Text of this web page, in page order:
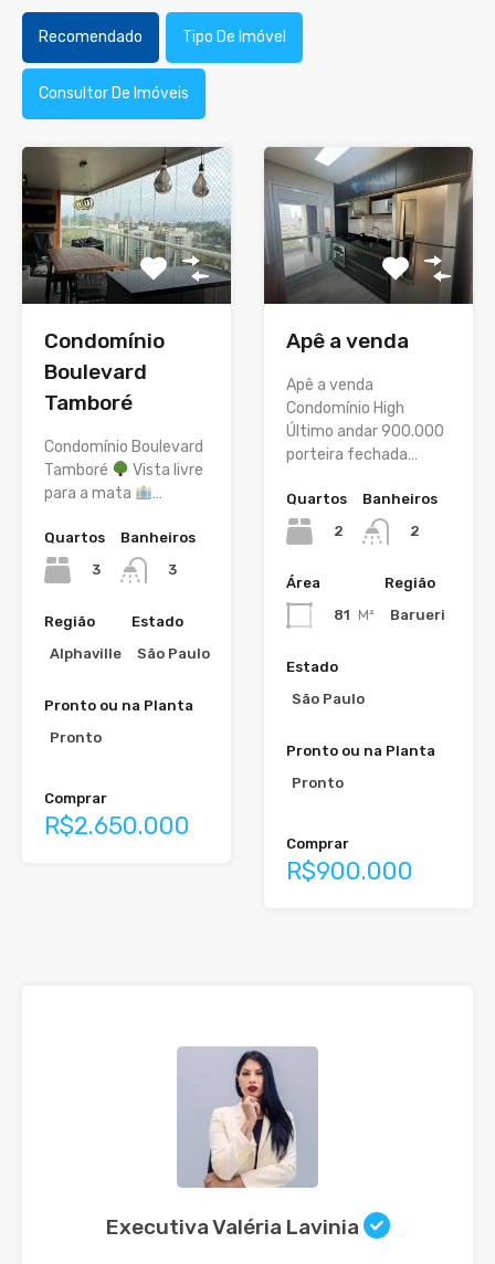
Recomendado Tipo De Imóvel
Consultor De Imóveis
Condomínio
Boulevard
Tamboré
Condomínio Boulevard
Tamboré
Vista livre
para a mata
…
Quartos
3
Banheiros
3
Região
Alphaville
Estado
São Paulo
Pronto ou na Planta
Pronto
Comprar
R$2.650.000
Apê a venda
Apê a venda
Condomínio High
Último andar 900.000
porteira fechada…
Quartos
2
Banheiros
2
Área
81 M²
Região
Barueri
Estado
São Paulo
Pronto ou na Planta
Pronto
Comprar
R$900.000
Executiva Valéria Lavinia